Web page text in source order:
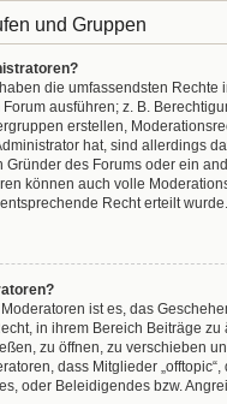
und Gruppen
die umfassendsten Rechte
Forum ausführen; z. B.
erstellen,
hat, sind allerdings
Gründer des Forums oder ein
können auch volle
Recht erteilt wurde.
ist es, das
in ihrem Bereich Beiträge zu
zu öffnen, zu verschieben
dass Mitglieder „offtopic“,
oder Beleidigendes bzw.